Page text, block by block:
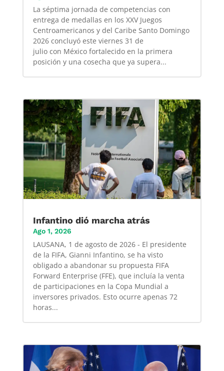
La séptima jornada de competencias con
entrega de medallas en los XXV Juegos
Centroamericanos y del Caribe Santo Domingo
2026 concluyó este viernes 31 de
julio con México fortalecido en la primera
posición y una cosecha que ya supera...
Infantino dió marcha atrás
Ago 1, 2026
LAUSANA, 1 de agosto de 2026 - El presidente
de la FIFA, Gianni Infantino, se ha visto
obligado a abandonar su propuesta FIFA
Forward Enterprise (FFE), que incluía la venta
de participaciones en la Copa Mundial a
inversores privados. Esto ocurre apenas 72
horas...